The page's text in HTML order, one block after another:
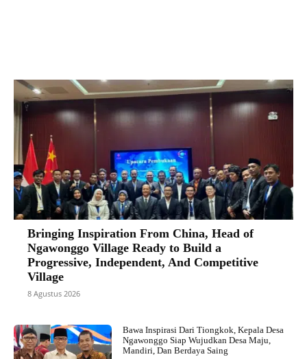
Bringing Inspiration From China, Head of
Ngawonggo Village Ready to Build a
Progressive, Independent, And Competitive
Village
8 Agustus 2026
Bawa Inspirasi Dari Tiongkok, Kepala Desa
Ngawonggo Siap Wujudkan Desa Maju,
Mandiri, Dan Berdaya Saing